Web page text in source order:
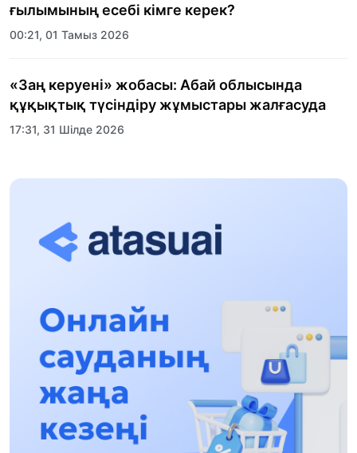
ғылымының есебі кімге керек?
00:21, 01 Тамыз 2026
«Заң керуені» жобасы: Абай облысында
құқықтық түсіндіру жұмыстары жалғасуда
17:31, 31 Шілде 2026
Халықаралық «Формула-1 H2O» жарысын
13:13, 30 Шілде 2026
12:01, 28 Шілде 2026
Абзал Достияр: Думан Мұхаметкәрімді
Алматы түрмесіне ауыстыруы мүмкін
16:15, 27 Шілде 2026